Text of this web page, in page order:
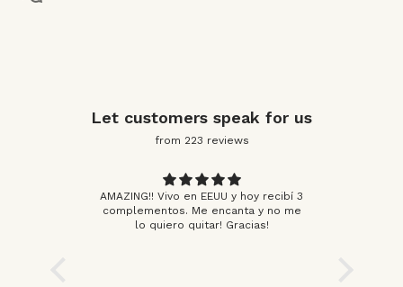
Let customers speak for us
from 223 reviews
AMAZING!! Vivo en EEUU y hoy recibí 3
complementos. Me encanta y no me
lo quiero quitar! Gracias!